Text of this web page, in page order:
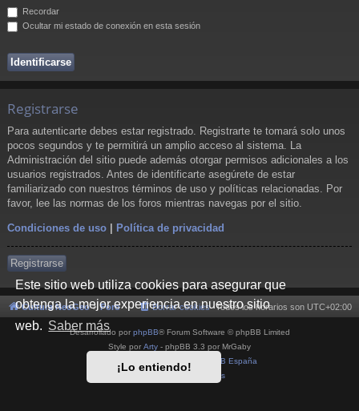
Este sitio web utiliza cookies para asegurar que
obtenga la mejor experiencia en nuestro sitio
web. Saber más
¡Lo entiendo!
Recordar
Ocultar mi estado de conexión en esta sesión
Registrarse
Para autenticarte debes estar registrado. Registrarte te tomará solo unos
pocos segundos y te permitirá un amplio acceso al sistema. La
Administración del sitio puede además otorgar permisos adicionales a los
usuarios registrados. Antes de identificarte asegúrete de estar
familiarizado con nuestros términos de uso y políticas relacionadas. Por
favor, lee las normas de los foros mientras navegas por el sitio.
Condiciones de uso Política de privacidad
Registrarse
Cultura NeoGeo Foro Todos los horarios son UTC+02:00
Borrar cookies
Desarrollado por phpBB® Forum Software © phpBB Limited
Style por Arty - phpBB 3.3 por MrGaby
phpBB España
Condiciones